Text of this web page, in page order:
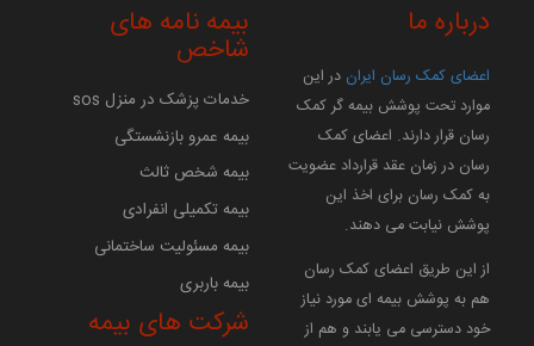
درباره ما
اعضای کمک رسان ایران در این
موارد تحت پوشش بیمه گر کمک
رسان قرار دارند. اعضای کمک
رسان در زمان عقد قرارداد عضویت
به کمک رسان برای اخذ این
پوشش نیابت می دهند.
از این طریق اعضای کمک رسان
هم به پوشش بیمه ای مورد نیاز
خود دسترسی می یابند و هم از
بیمه نامه های
شاخص
خدمات پزشک در منزل sos
بیمه عمرو بازنشستگی
بیمه شخص ثالث
بیمه تکمیلی انفرادی
بیمه مسئولیت ساختمانی
بیمه باربری
شرکت های بیمه